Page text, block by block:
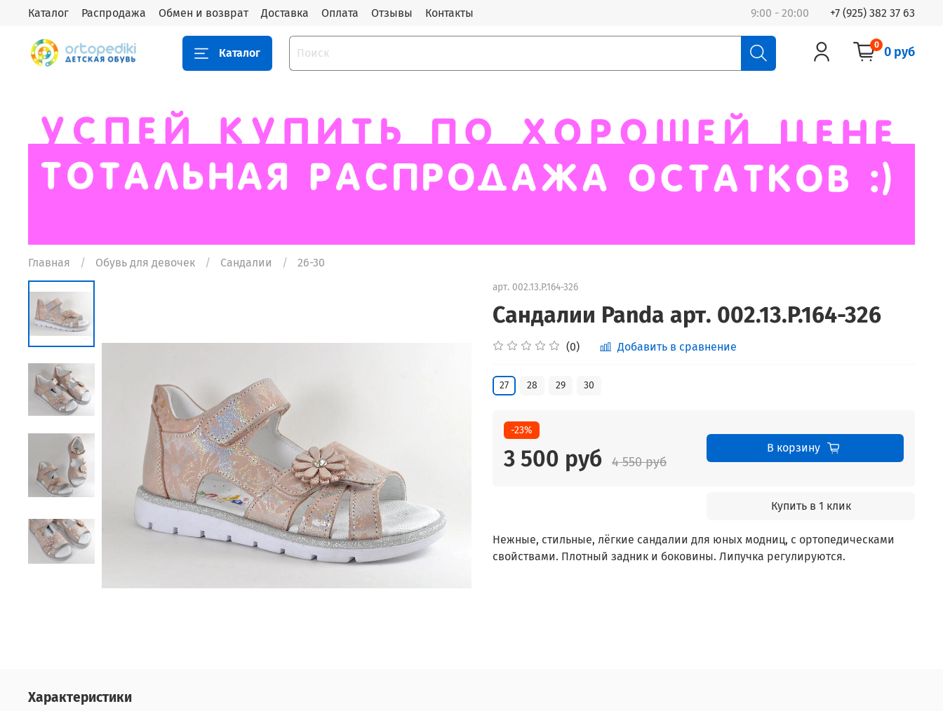
Каталог Распродажа Обмен и возврат Доставка Оплата Отзывы Контакты 9:00 - 20:00 +7 (925) 382 37 63
Каталог
0 0 руб
Главная Обувь для девочек Сандалии 26-30
арт. 002.13.P.164-326
Сандалии Panda арт. 002.13.P.164-326
(0) Добавить в сравнение
27 28 29 30
-23%
3 500 руб 4 550 руб
В корзину
Купить в 1 клик
Нежные, стильные, лёгкие сандалии для юных модниц, c ортопедическами
свойствами. Плотный задник и боковины. Липучка регулируются.
Характеристики